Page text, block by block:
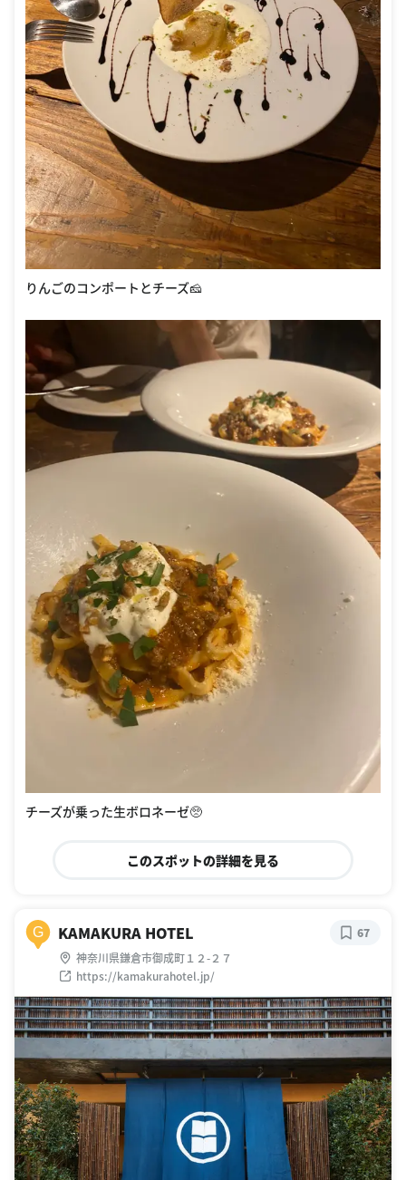
りんごのコンポートとチーズ🧀
チーズが乗った生ボロネーゼ🥺
このスポットの詳細を見る
G KAMAKURA HOTEL
神奈川県鎌倉市御成町１２-２７
https://kamakurahotel.jp/
67